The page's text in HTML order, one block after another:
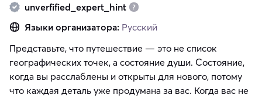
unverfified_expert_hint
Языки организатора: Русский
Представьте, что путешествие — это не список
географических точек, а состояние души. Состояние,
когда вы расслаблены и открыты для нового, потому
что каждая деталь уже продумана за вас. Когда вас не